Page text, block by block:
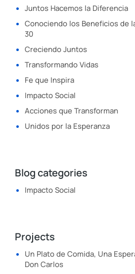
Juntos Hacemos la Diferencia
Conociendo los Beneficios de
30
Creciendo Juntos
Transformando Vidas
Fe que Inspira
Impacto Social
Acciones que Transforman
Unidos por la Esperanza
Blog categories
Impacto Social
Projects
Un Plato de Comida, Una
Don Carlos